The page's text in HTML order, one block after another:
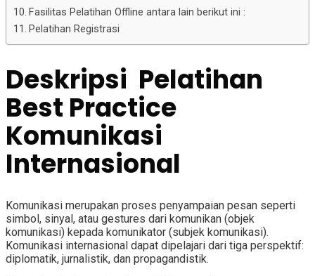
Fasilitas Pelatihan Offline antara lain berikut ini :
Pelatihan Registrasi
Deskripsi Pelatihan
Best Practice
Komunikasi
Internasional
Komunikasi merupakan proses penyampaian pesan seperti
simbol, sinyal, atau gestures dari komunikan (objek
komunikasi) kepada komunikator (subjek komunikasi).
Komunikasi internasional dapat dipelajari dari tiga perspektif:
diplomatik, jurnalistik, dan propagandistik.